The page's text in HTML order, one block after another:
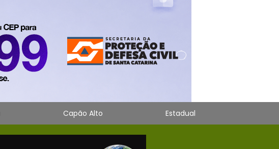
Capão Alto Estadual